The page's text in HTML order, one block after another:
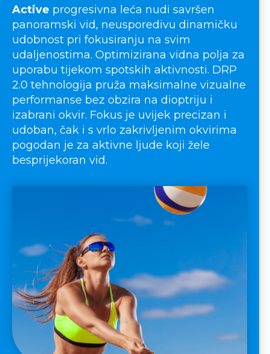
Active progresivna leća nudi savršen
panoramski vid, neusporedivu dinamičku
udobnost pri fokusiranju na svim
udaljenostima. Optimizirana vidna polja za
uporabu tijekom spotskih aktivnosti. DRP
2.0 tehnologija pruža maksimalne vizualne
performanse bez obzira na dioptriju i
izabrani okvir. Fokus je uvijek precizan i
udoban, čak i s vrlo zakrivljenim okvirima
pogodan je za aktivne ljude koji žele
besprijekoran vid.